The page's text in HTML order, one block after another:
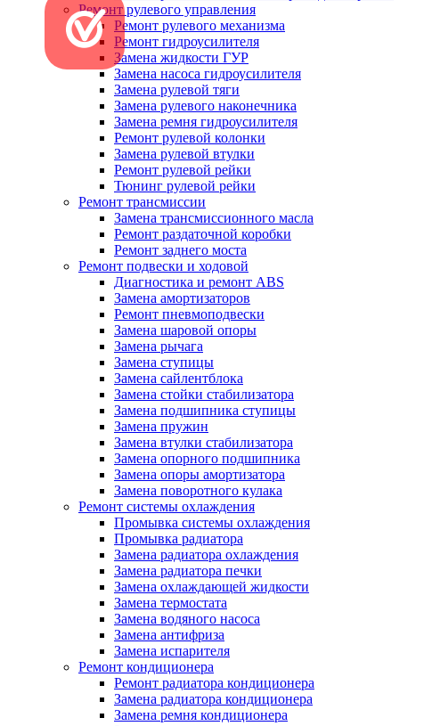
Ремонт рулевого управления
Ремонт рулевого механизма
Ремонт гидроусилителя
Замена жидкости ГУР
Замена насоса гидроусилителя
Замена рулевой тяги
Замена рулевого наконечника
Замена ремня гидроусилителя
Ремонт рулевой колонки
Замена рулевой втулки
Ремонт рулевой рейки
Тюнинг рулевой рейки
Ремонт трансмиссии
Замена трансмиссионного масла
Ремонт раздаточной коробки
Ремонт заднего моста
Ремонт подвески и ходовой
Диагностика и ремонт ABS
Замена амортизаторов
Ремонт пневмоподвески
Замена шаровой опоры
Замена рычага
Замена ступицы
Замена сайлентблока
Замена стойки стабилизатора
Замена подшипника ступицы
Замена пружин
Замена втулки стабилизатора
Замена опорного подшипника
Замена опоры амортизатора
Замена поворотного кулака
Ремонт системы охлаждения
Промывка системы охлаждения
Промывка радиатора
Замена радиатора охлаждения
Замена радиатора печки
Замена охлаждающей жидкости
Замена термостата
Замена водяного насоса
Замена антифриза
Замена испарителя
Ремонт кондиционера
Ремонт радиатора кондиционера
Замена радиатора кондиционера
Замена ремня кондиционера